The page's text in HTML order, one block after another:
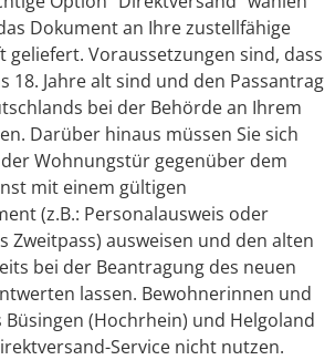
Dokument an Ihre zustellfähige
geliefert. Voraussetzungen sind, dass
18. Jahre alt sind und den Passantrag
bei der Behörde an Ihrem
Darüber hinaus müssen Sie sich
Wohnungstür gegenüber dem
mit einem gültigen
(z.B.: Personalausweis oder
Zweitpass) ausweisen und den alten
bei der Beantragung des neuen
lassen. Bewohnerinnen und
Büsingen (Hochrhein) und Helgoland
Service nicht nutzen.